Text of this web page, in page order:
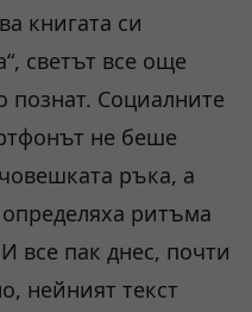
книгата си
светът все още
познат. Социалните
не беше
ръка, а
ритъма
все пак днес, почти
нейният текст